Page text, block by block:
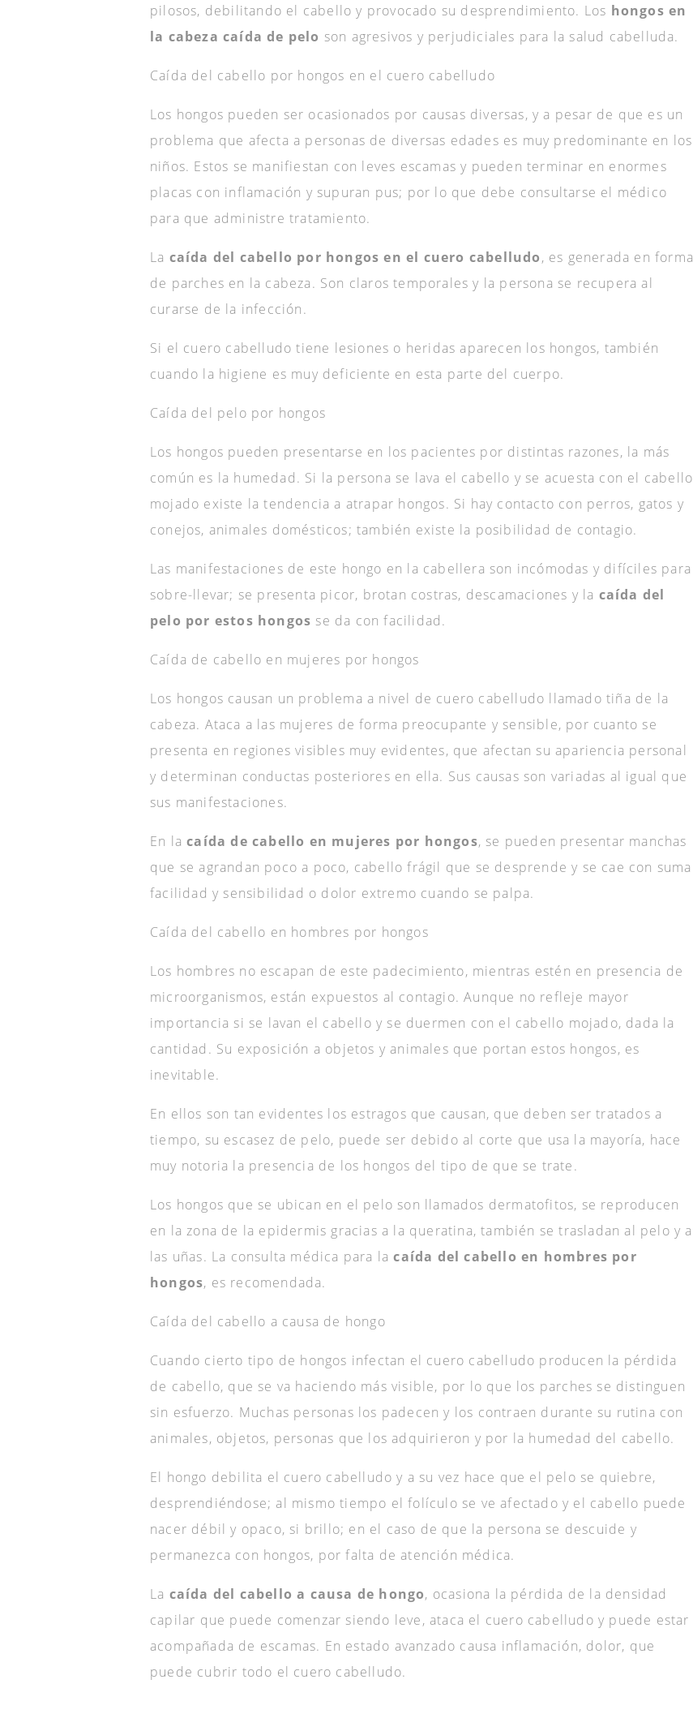
pilosos, debilitando el cabello y provocado su desprendimiento. Los hongos en
la cabeza caída de pelo son agresivos y perjudiciales para la salud cabelluda.
Caída del cabello por hongos en el cuero cabelludo
Los hongos pueden ser ocasionados por causas diversas, y a pesar de que es un
problema que afecta a personas de diversas edades es muy predominante en los
niños. Estos se manifiestan con leves escamas y pueden terminar en enormes
placas con inflamación y supuran pus; por lo que debe consultarse el médico
para que administre tratamiento.
La caída del cabello por hongos en el cuero cabelludo, es generada en forma
de parches en la cabeza. Son claros temporales y la persona se recupera al
curarse de la infección.
Si el cuero cabelludo tiene lesiones o heridas aparecen los hongos, también
cuando la higiene es muy deficiente en esta parte del cuerpo.
Caída del pelo por hongos
Los hongos pueden presentarse en los pacientes por distintas razones, la más
común es la humedad. Si la persona se lava el cabello y se acuesta con el cabello
mojado existe la tendencia a atrapar hongos. Si hay contacto con perros, gatos y
conejos, animales domésticos; también existe la posibilidad de contagio.
Las manifestaciones de este hongo en la cabellera son incómodas y difíciles para
sobre-llevar; se presenta picor, brotan costras, descamaciones y la caída del
pelo por estos hongos se da con facilidad.
Caída de cabello en mujeres por hongos
Los hongos causan un problema a nivel de cuero cabelludo llamado tiña de la
cabeza. Ataca a las mujeres de forma preocupante y sensible, por cuanto se
presenta en regiones visibles muy evidentes, que afectan su apariencia personal
y determinan conductas posteriores en ella. Sus causas son variadas al igual que
sus manifestaciones.
En lacaída de cabello en mujeres por hongos, se pueden presentar manchas
que se agrandan poco a poco, cabello frágil que se desprende y se cae con suma
facilidad y sensibilidad o dolor extremo cuando se palpa.
Caída del cabello en hombres por hongos
Los hombres no escapan de este padecimiento, mientras estén en presencia de
microorganismos, están expuestos al contagio. Aunque no refleje mayor
importancia si se lavan el cabello y se duermen con el cabello mojado, dada la
cantidad. Su exposición a objetos y animales que portan estos hongos, es
inevitable.
En ellos son tan evidentes los estragos que causan, que deben ser tratados a
tiempo, su escasez de pelo, puede ser debido al corte que usa la mayoría, hace
muy notoria la presencia de los hongos del tipo de que se trate.
Los hongos que se ubican en el pelo son llamados dermatofitos, se reproducen
en la zona de la epidermis gracias a la queratina, también se trasladan al pelo y a
las uñas. La consulta médica para lacaída del cabello en hombres por
hongos, es recomendada.
Caída del cabello a causa de hongo
Cuando cierto tipo de hongos infectan el cuero cabelludo producen la pérdida
de cabello, que se va haciendo más visible, por lo que los parches se distinguen
sin esfuerzo. Muchas personas los padecen y los contraen durante su rutina con
animales, objetos, personas que los adquirieron y por la humedad del cabello.
El hongo debilita el cuero cabelludo y a su vez hace que el pelo se quiebre,
desprendiéndose; al mismo tiempo el folículo se ve afectado y el cabello puede
nacer débil y opaco, si brillo; en el caso de que la persona se descuide y
permanezca con hongos, por falta de atención médica.
La caída del cabello a causa de hongo, ocasiona la pérdida de la densidad
capilar que puede comenzar siendo leve, ataca el cuero cabelludo y puede estar
acompañada de escamas. En estado avanzado causa inflamación, dolor, que
puede cubrir todo el cuero cabelludo.